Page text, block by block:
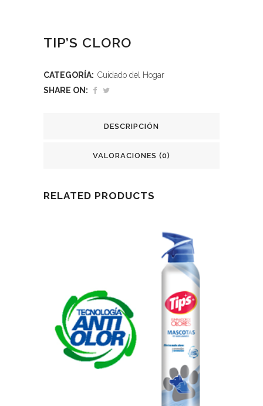
TIP’S CLORO
CATEGORÍA: Cuidado del Hogar
SHARE ON:
DESCRIPCIÓN
VALORACIONES (0)
RELATED PRODUCTS